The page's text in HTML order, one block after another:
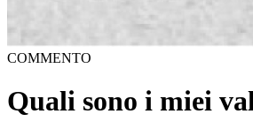
COMMENTO
Quali sono i miei